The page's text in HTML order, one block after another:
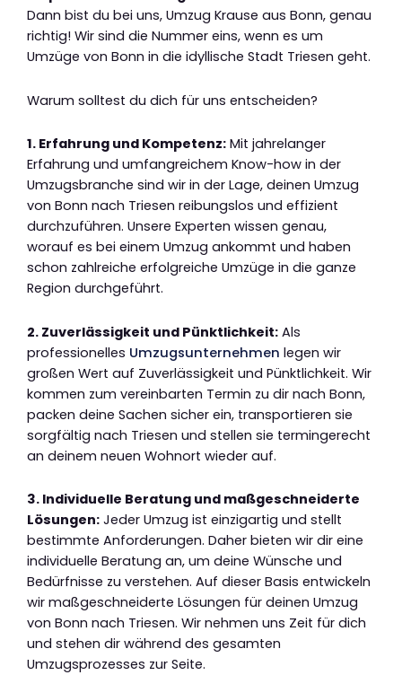
Dann bist du bei uns, Umzug Krause aus Bonn, genau
richtig! Wir sind die Nummer eins, wenn es um
Umzüge von Bonn in die idyllische Stadt Triesen geht.
Warum solltest du dich für uns entscheiden?
1. Erfahrung und Kompetenz: Mit jahrelanger
Erfahrung und umfangreichem Know-how in der
Umzugsbranche sind wir in der Lage, deinen Umzug
von Bonn nach Triesen reibungslos und effizient
durchzuführen. Unsere Experten wissen genau,
worauf es bei einem Umzug ankommt und haben
schon zahlreiche erfolgreiche Umzüge in die ganze
Region durchgeführt.
2. Zuverlässigkeit und Pünktlichkeit: Als
professionelles Umzugsunternehmen legen wir
großen Wert auf Zuverlässigkeit und Pünktlichkeit. Wir
kommen zum vereinbarten Termin zu dir nach Bonn,
packen deine Sachen sicher ein, transportieren sie
sorgfältig nach Triesen und stellen sie termingerecht
an deinem neuen Wohnort wieder auf.
3. Individuelle Beratung und maßgeschneiderte
Lösungen: Jeder Umzug ist einzigartig und stellt
bestimmte Anforderungen. Daher bieten wir dir eine
individuelle Beratung an, um deine Wünsche und
Bedürfnisse zu verstehen. Auf dieser Basis entwickeln
wir maßgeschneiderte Lösungen für deinen Umzug
von Bonn nach Triesen. Wir nehmen uns Zeit für dich
und stehen dir während des gesamten
Umzugsprozesses zur Seite.